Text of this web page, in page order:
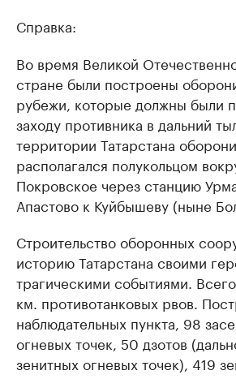
Справка:
Во время Великой
стране были построены
рубежи, которые должны были
заходу противника в дальний
территории Татарстана
располагался полукольцом
Покровское через станцию
Апастово к Куйбышеву (ныне
Строительство оборонных
историю Татарстана своими
трагическими событиями.
км. противотанковых рвов.
наблюдательных пункта, 98
огневых точек, 50 дзотов
зенитных огневых точек), 419